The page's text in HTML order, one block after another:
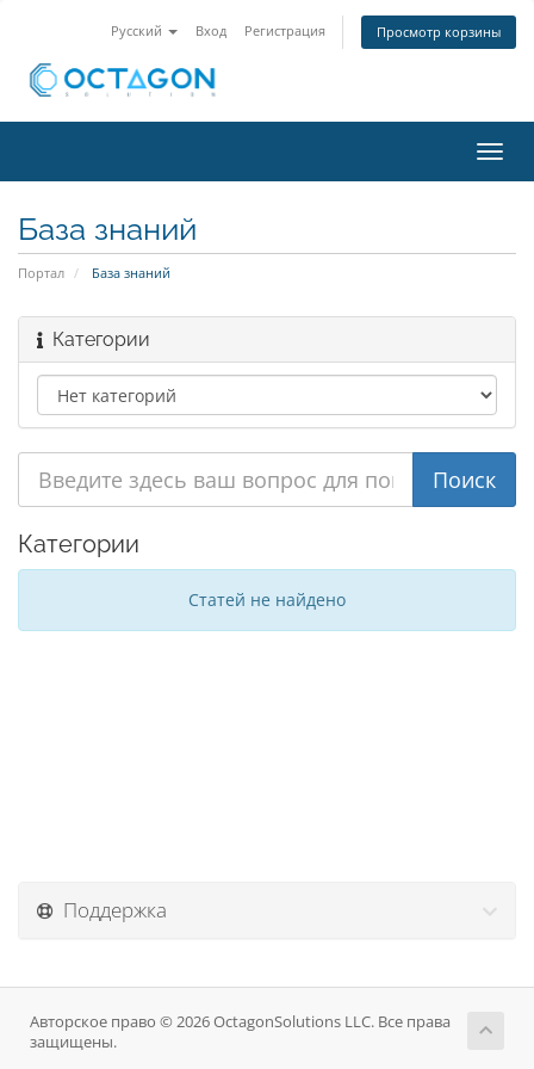
Русский Вход Регистрация Просмотр корзины
База знаний
Портал База знаний
Категории
Категории
Статей не найдено
Поддержка
Авторское право © 2026 OctagonSolutions LLC. Все права
защищены.